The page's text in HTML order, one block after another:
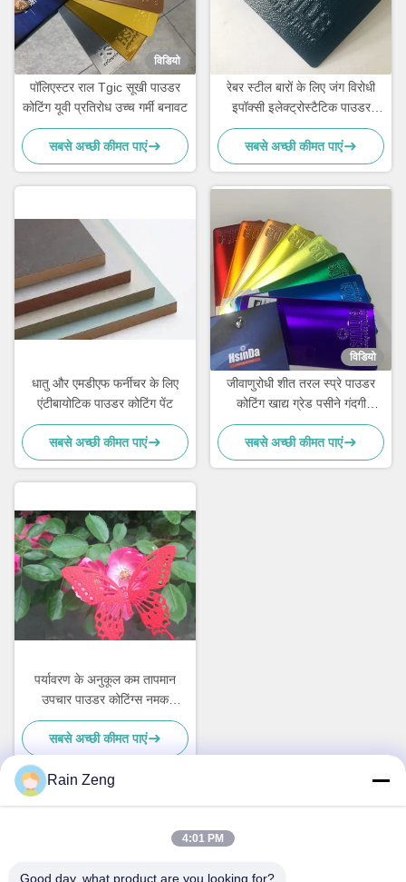
विडियो
पॉलिएस्टर राल Tgic सूखी पाउडर
कोटिंग यूवी प्रतिरोध उच्च गर्मी बनावट
सबसे अच्छी कीमत पाएं
रेबर स्टील बारों के लिए जंग विरोधी
इपॉक्सी इलेक्ट्रोस्टैटिक पाउडर
कोटिंग
सबसे अच्छी कीमत पाएं
धातु और एमडीएफ फर्नीचर के लिए
एंटीबायोटिक पाउडर कोटिंग पेंट
सबसे अच्छी कीमत पाएं
विडियो
जीवाणुरोधी शीत तरल स्प्रे पाउडर
कोटिंग खाद्य ग्रेड पसीने गंदगी
प्रतिरोधी
सबसे अच्छी कीमत पाएं
पर्यावरण के अनुकूल कम तापमान
उपचार पाउडर कोटिंग्स नमक
छिड़काव प्रतिरोध
सबसे अच्छी कीमत पाएं
Rain Zeng
4:01 PM
Good day, what product are you looking for?